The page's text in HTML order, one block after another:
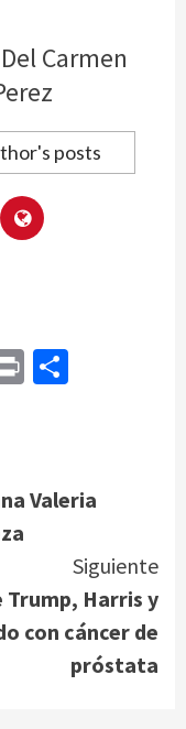
Carmen
posts
Print
Valeria
Siguiente
Trump, Harris y
con cáncer de
próstata